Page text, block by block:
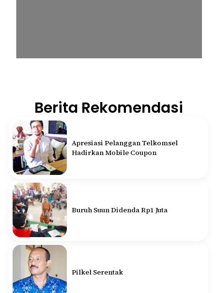
Berita Rekomendasi
Apresiasi Pelanggan Telkomsel
Hadirkan Mobile Coupon
Buruh Suun Didenda Rp1 Juta
Pilkel Serentak